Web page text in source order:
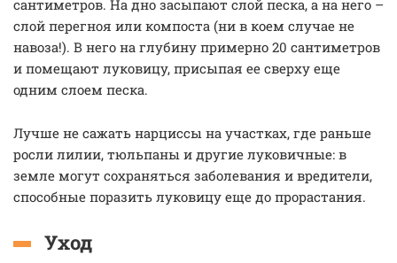
сантиметров. На дно засыпают слой песка, а на него –
слой перегноя или компоста (ни в коем случае не
навоза!). В него на глубину примерно 20 сантиметров
и помещают луковицу, присыпая ее сверху еще
одним слоем песка.
Лучше не сажать нарциссы на участках, где раньше
росли лилии, тюльпаны и другие луковичные: в
земле могут сохраняться заболевания и вредители,
способные поразить луковицу еще до прорастания.
Уход